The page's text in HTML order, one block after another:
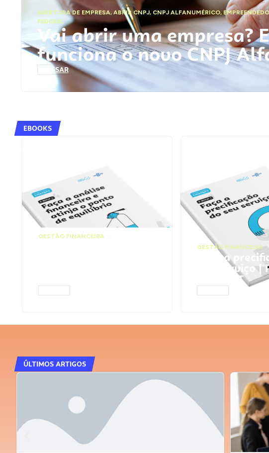
ABERTURA DE EMPRESA,ABRIR CNPJ, CNPJ ALFANUMÉRICO,
FEDERAL
Vai abrir uma empresa?
funciona o novo CNPJ
ACESSAR
EBOOKS
GESTÃO FINANCEIRA
GESTÃO FINANCEIRA
Faça a
seu serviço
ChatGPT
ÚLTIMOS ARTIGOS